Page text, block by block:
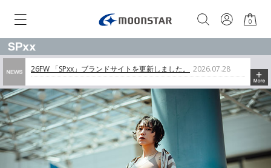
0
26FW 「SPxx」ブランドサイトを更新しました。 2026.07.28